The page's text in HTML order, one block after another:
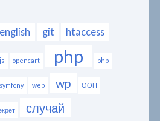
english git htaccess
opencart php php
symfony web wp ООП
случай